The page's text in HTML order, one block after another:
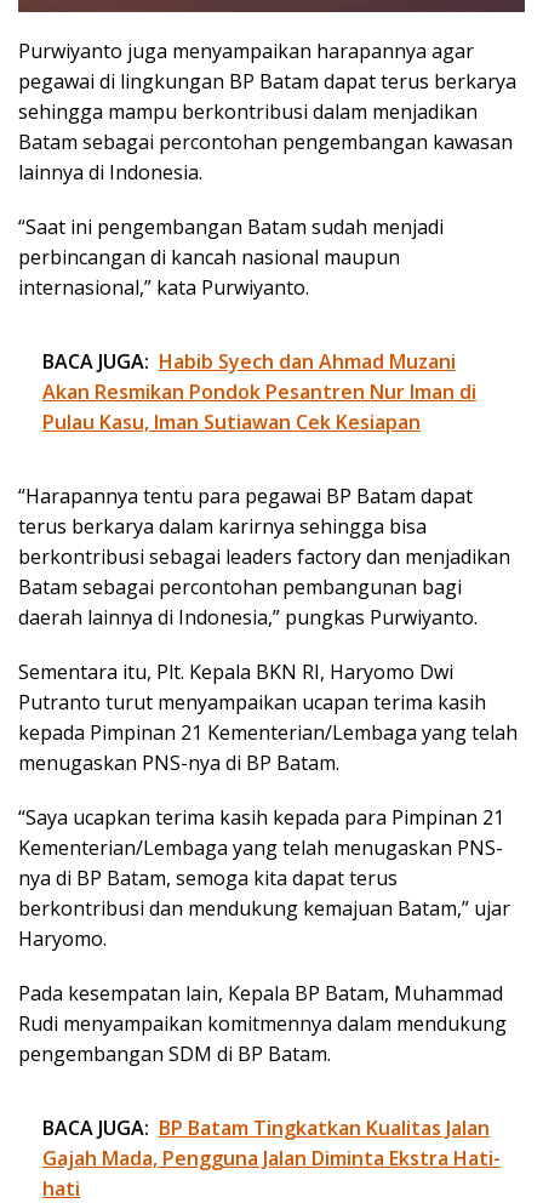
Purwiyanto juga menyampaikan harapannya agar
pegawai di lingkungan BP Batam dapat terus berkarya
sehingga mampu berkontribusi dalam menjadikan
Batam sebagai percontohan pengembangan kawasan
lainnya di Indonesia.
“Saat ini pengembangan Batam sudah menjadi
perbincangan di kancah nasional maupun
internasional,” kata Purwiyanto.
BACA JUGA: Habib Syech dan Ahmad Muzani
Akan Resmikan Pondok Pesantren Nur Iman di
Pulau Kasu, Iman Sutiawan Cek Kesiapan
“Harapannya tentu para pegawai BP Batam dapat
terus berkarya dalam karirnya sehingga bisa
berkontribusi sebagai leaders factory dan menjadikan
Batam sebagai percontohan pembangunan bagi
daerah lainnya di Indonesia,” pungkas Purwiyanto.
Sementara itu, Plt. Kepala BKN RI, Haryomo Dwi
Putranto turut menyampaikan ucapan terima kasih
kepada Pimpinan 21 Kementerian/Lembaga yang telah
menugaskan PNS-nya di BP Batam.
“Saya ucapkan terima kasih kepada para Pimpinan 21
Kementerian/Lembaga yang telah menugaskan PNS-
nya di BP Batam, semoga kita dapat terus
berkontribusi dan mendukung kemajuan Batam,” ujar
Haryomo.
Pada kesempatan lain, Kepala BP Batam, Muhammad
Rudi menyampaikan komitmennya dalam mendukung
pengembangan SDM di BP Batam.
BACA JUGA: BP Batam Tingkatkan Kualitas Jalan
Gajah Mada, Pengguna Jalan Diminta Ekstra Hati-
hati